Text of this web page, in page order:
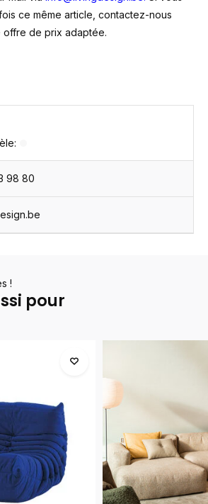
ce même article, contactez-nous
de prix adaptée.
98 80
!
pour